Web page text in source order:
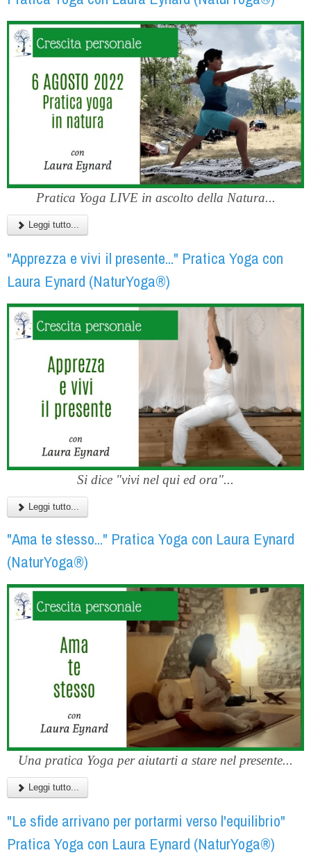
Pratica Yoga LIVE in ascolto della Natura...
Leggi tutto...
"Apprezza e vivi il presente..." Pratica Yoga con
Laura Eynard (NaturYoga®)
Si dice "vivi nel qui ed ora"...
Leggi tutto...
"Ama te stesso..." Pratica Yoga con Laura Eynard
(NaturYoga®)
Una pratica Yoga per aiutarti a stare nel presente...
Leggi tutto...
"Le sfide arrivano per portarmi verso l'equilibrio"
Pratica Yoga con Laura Eynard (NaturYoga®)